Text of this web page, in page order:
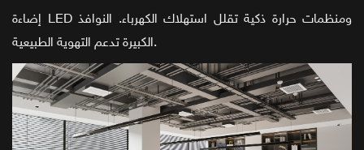
إضاءة LED ومنظمات حرارة ذكية تقلل استهلاك الكهرباء. النوافذ
الكبيرة تدعم التهوية الطبيعية.